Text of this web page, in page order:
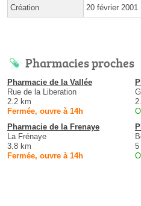
Création 20 février 2001
Pharmacies proches
Pharmacie de la Vallée
Rue de la Liberation
2.2 km
Fermée, ouvre à 14h
Pharmacie de la Frenaye
La Frénaye
3.8 km
Fermée, ouvre à 14h
5